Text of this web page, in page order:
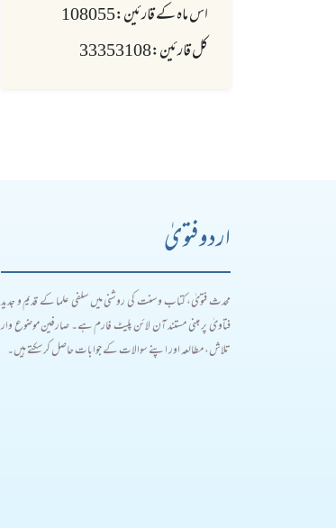
اس ماہ کے قارئین:108055
کل قارئین:33353108
اردو فتویٰ
محدث فتویٰ، کتاب و سنت کی روشنی میں سلفی علما کے قدیم و جدید
فتاویٰ پر مبنی مستند آن لائن پلیٹ فارم ہے۔ صارفین موضوع وار
تلاش، مطالعہ اور اپنے سوالات کے جوابات حاصل کر سکتے ہیں۔